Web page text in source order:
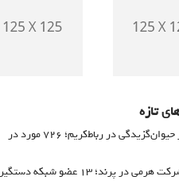
تازه
زنگ خطر حیوان‌گزیدگی در رباط‌کریم؛ ۷۲۶ مورد در
انهدام شرکت هرمی در پرند؛ ۱۳ عضو شبکه دستگیر